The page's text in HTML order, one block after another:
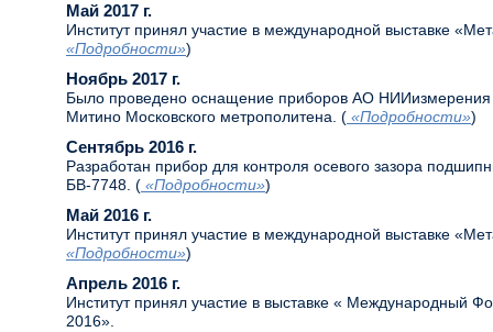
Май 2017 г.
Институт принял участие в международной выставке
«Подробности»)
Ноябрь 2017 г.
Было проведено оснащение приборов АО НИИизмерения
Митино Московского метрополитена. ( «Подробности»)
Сентябрь 2016 г.
Разработан прибор для контроля осевого зазора
БВ-7748. ( «Подробности»)
Май 2016 г.
Институт принял участие в международной выставке
«Подробности»)
Апрель 2016 г.
Институт принял участие в выставке « Международный
2016».